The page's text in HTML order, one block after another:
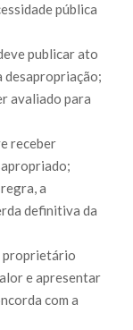
pública
publicar ato
desapropriação;
avaliado para
receber
a
definitiva da
proprietário
e apresentar
com a